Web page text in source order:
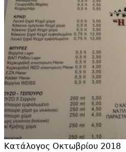
Κατάλογος Οκτωβρίου 2018